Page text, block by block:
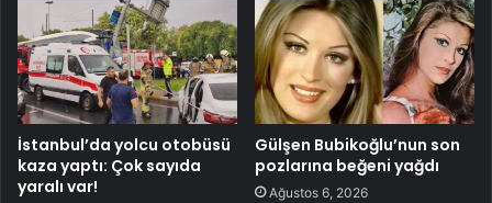
İstanbul’da yolcu otobüsü
kaza yaptı: Çok sayıda
yaralı var!
Gülşen Bubikoğlu’nun son
pozlarına beğeni yağdı
Ağustos 6, 2026